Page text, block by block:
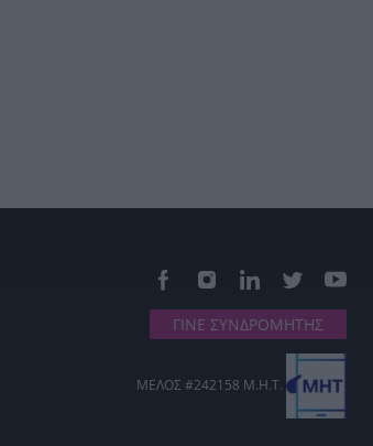
ΓΙΝΕ ΣΥΝΔΡΟΜΗΤΗΣ
ΜΕΛΟΣ #242158 Μ.Η.Τ.